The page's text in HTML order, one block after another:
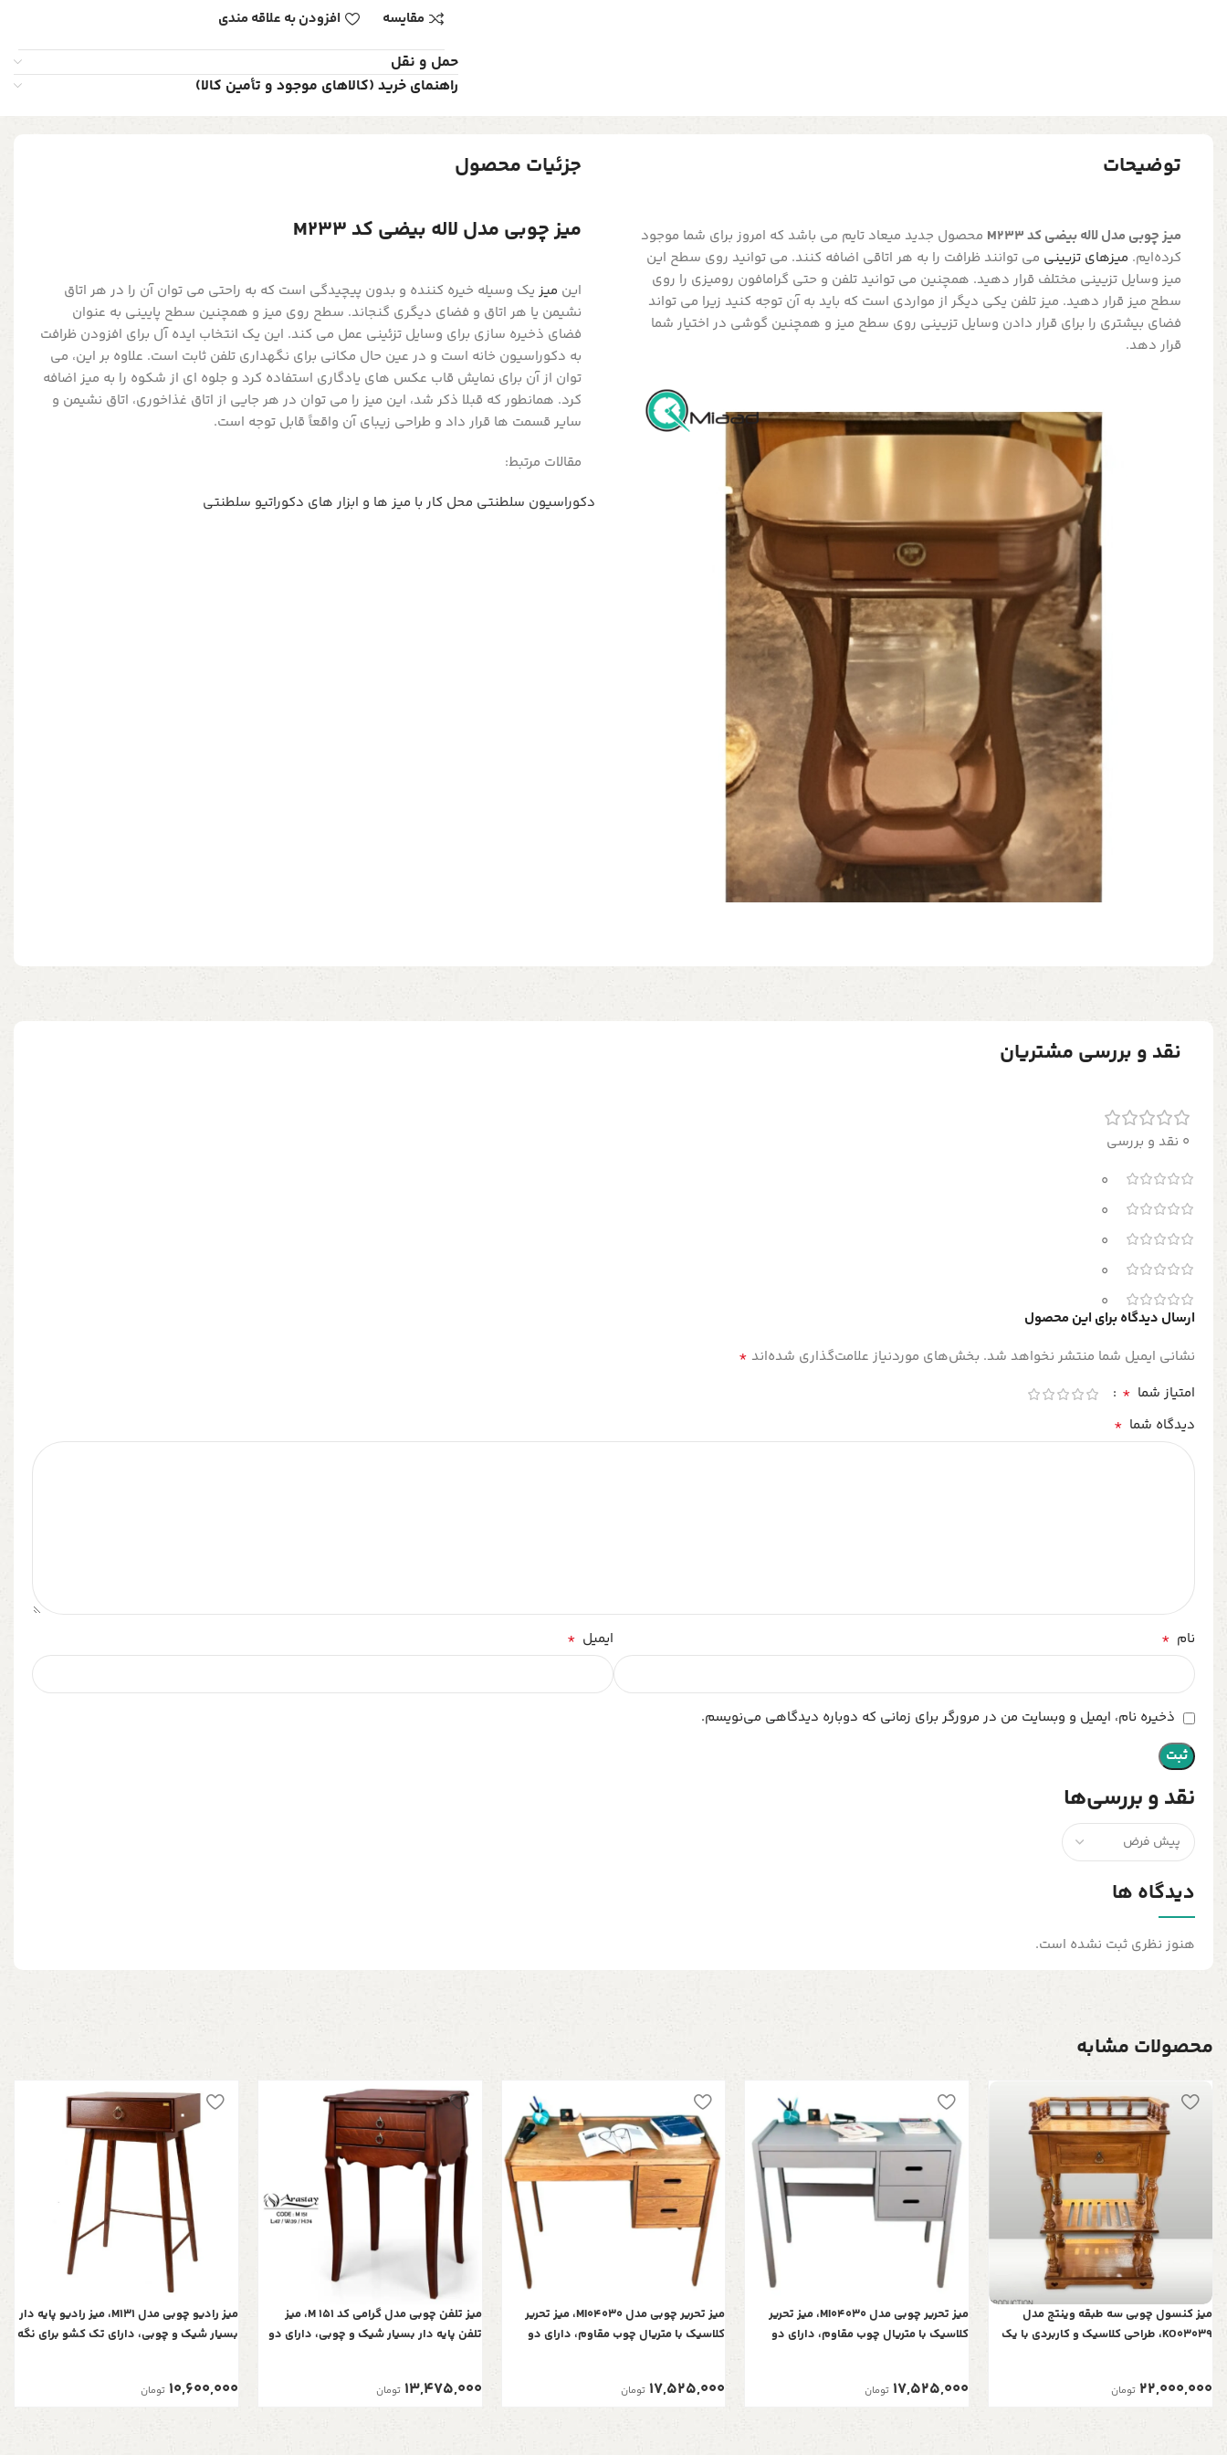
مقایسه افزودن به علاقه مندی
حمل و نقل
راهنمای خرید (کالاهای موجود و تأمین کالا)
توضیحات
میز چوبی مدل لاله بیضی کد M233
محصول جدید میعاد تایم می باشد که امروز برای شما موجود
کرده‌ایم. میزهای تزیینی می توانند ظرافت را به هر اتاقی اضافه کنند. می توانید روی سطح این
میز وسایل تزیینی مختلف قرار دهید. همچنین می توانید تلفن و حتی گرامافون رومیزی را روی
سطح میز قرار دهید. میز تلفن یکی دیگر از مواردی است که باید به آن توجه کنید زیرا می تواند
فضای بیشتری را برای قرار دادن وسایل تزیینی روی سطح میز و همچنین گوشی در اختیار شما
قرار دهد.
جزئیات محصول
میز چوبی مدل لاله بیضی کد M233
این میز یک وسیله خیره کننده و بدون پیچیدگی است که به راحتی می توان آن را در هر اتاق
نشیمن یا هر اتاق و فضای دیگری گنجاند. سطح روی میز و همچنین سطح پایینی به عنوان
فضای ذخیره سازی برای وسایل تزئینی عمل می کند. این یک انتخاب ایده آل برای افزودن ظرافت
به دکوراسیون خانه است و در عین حال مکانی برای نگهداری تلفن ثابت است. علاوه بر این، می
توان از آن برای نمایش قاب عکس های یادگاری استفاده کرد و جلوه ای از شکوه را به میز اضافه
کرد. همانطور که قبلا ذکر شد، این میز را می توان در هر جایی از اتاق غذاخوری، اتاق نشیمن و
سایر قسمت ها قرار داد و طراحی زیبای آن واقعاً قابل توجه است.
مقالات مرتبط:
دکوراسیون سلطنتی محل کار با میز ها و ابزار های دکوراتیو سلطنتی
نقد و بررسی مشتریان
0 نقد و بررسی
0
0
0
0
0
نقد و بررسی‌ها
دیدگاه ها
هنوز نظری ثبت نشده است.
ارسال دیدگاه برای این محصول
نشانی ایمیل شما منتشر نخواهد شد. بخش‌های موردنیاز علامت‌گذاری شده‌اند *
امتیاز شما *
دیدگاه شما *
نام * ایمیل *
ذخیره نام، ایمیل و وبسایت من در مرورگر برای زمانی که دوباره دیدگاهی می‌نویسم.
محصولات مشابه
میز کنسول چوبی سه طبقه وینتج مدل
KO03039، طراحی کلاسیک و کاربردی با یک
22,000,000 تومان
میز تحریر چوبی مدل MI04030، میز تحریر
کلاسیک با متریال چوب مقاوم، دارای دو
17,525,000 تومان
میز تحریر چوبی مدل MI04030، میز تحریر
کلاسیک با متریال چوب مقاوم، دارای دو
17,525,000 تومان
میز تلفن چوبی مدل گرامی کد M 151، میز
تلفن پایه دار بسیار شیک و چوبی، دارای دو
بالای میز
13,475,000 تومان
میز رادیو چوبی مدل M131، میز رادیو پایه دار
بسیار شیک و چوبی، دارای تک کشو برای نگه
10,600,000 تومان